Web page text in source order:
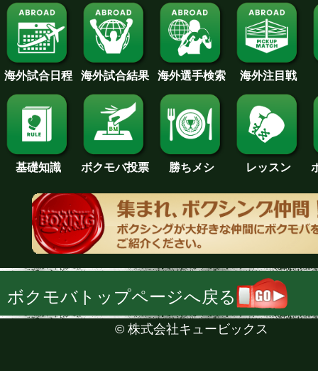
海外試合日程 海外試合結果 海外選手検索 海外注目戦
基礎知識 ボクモバ投票 勝ちメシ レッスン
ボクモバトップページへ戻る
© 株式会社キュービックス